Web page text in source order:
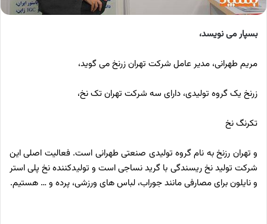
بسپار می نویسد،
مریم طهرانی، مدیر عامل شرکت تهران زرنخ می گوید،
زرنخ یک گروه تولیدی، دارای سه شرکت تهران تک نخ،
تك­رنگ نخ
و تهران رزنخ به نام گروه تولیدی صنعتی طهرانی است. فعالیت اصلی این
شرکت تولید نخ ریسندگی با گرید نساجی است و تولیدکننده نخ پلی استر
و نایلون برای مصارفی مانند جوراب، لباس ­های ورزشی، پرده و … هستیم.